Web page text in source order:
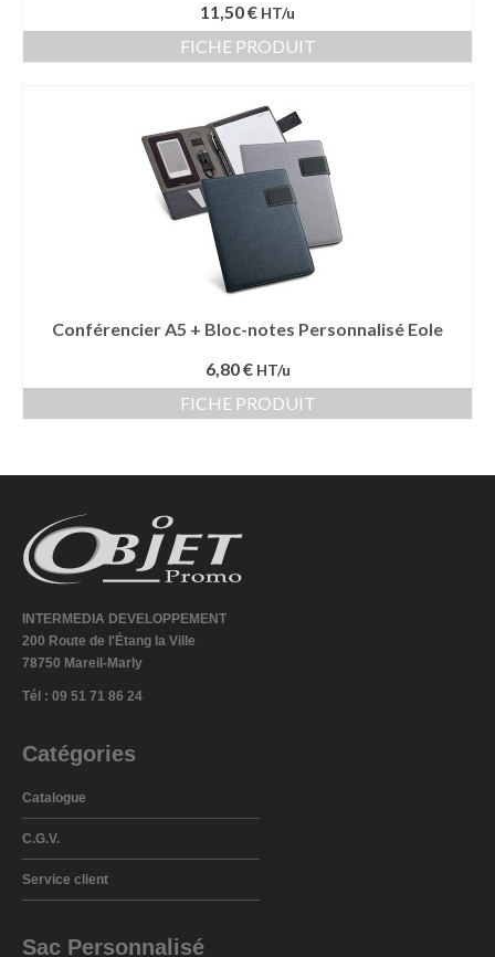
11,50 € HT/u
FICHE PRODUIT
Conférencier A5 + Bloc-notes Personnalisé Eole
6,80 € HT/u
FICHE PRODUIT
INTERMEDIA DEVELOPPEMENT
200 Route de l'Étang la Ville
78750 Mareil-Marly
Tél : 09 51 71 86 24
Catégories
Catalogue
C.G.V.
Service client
Sac Personnalisé